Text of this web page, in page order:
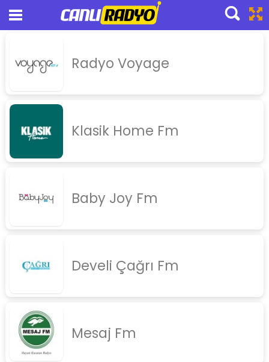
pop
slow
yabanci
arabesk
haber
thm
jazz
rap
diger
Radyo Voyage
Klasik Home Fm
Baby Joy Fm
Develi Çağrı Fm
Mesaj Fm